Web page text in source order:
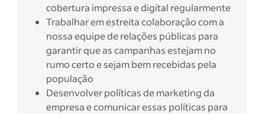
cobertura impressa e digital regularmente
Trabalhar em estreita colaboração com a
nossa equipe de relações públicas para
garantir que as campanhas estejam no
rumo certo e sejam bem recebidas pela
população
Desenvolver políticas de marketing da
empresa e comunicar essas políticas para